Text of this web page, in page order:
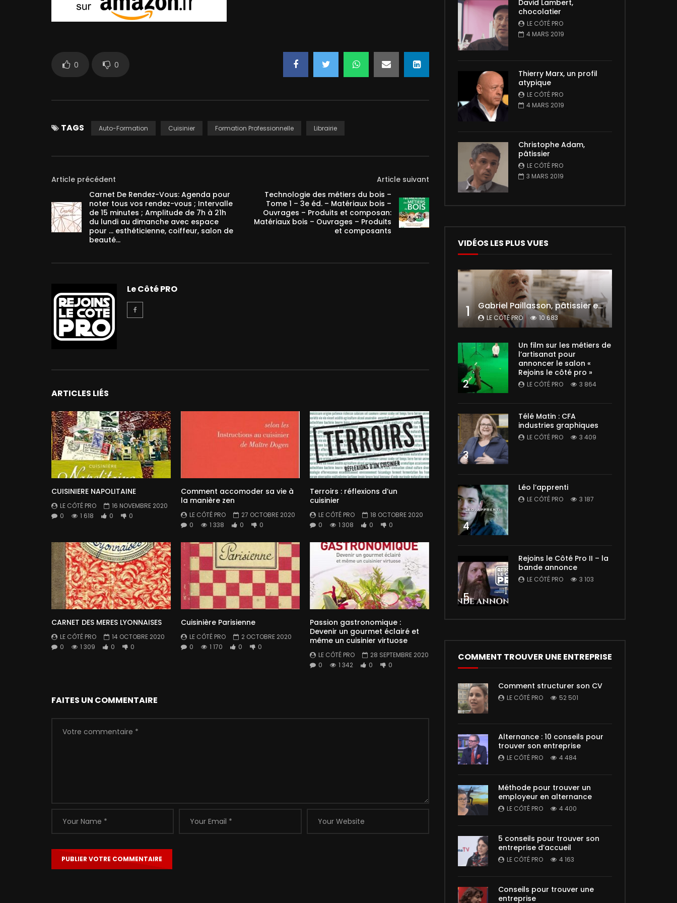
0 0
TAGS Auto-Formation Cuisinier Formation Professionnelle Librairie
Article précédent
Carnet De Rendez-Vous: Agenda pour
noter tous vos rendez-vous ; Intervalle
de 15 minutes ; Amplitude de 7h à 21h
du lundi au dimanche avec espace
pour … esthéticienne, coiffeur, salon de
beauté…
Article suivant
Technologie des métiers du bois –
Tome 1 – 3e éd. – Matériaux bois –
Ouvrages – Produits et composan:
Matériaux bois – Ouvrages – Produits
et composants
Le Côté PRO
ARTICLES LIÉS
CUISINIERE NAPOLITAINE
LE CÔTÉ PRO
16 NOVEMBRE 2020
0
1 618 0 0
Comment accomoder sa vie à
la manière zen
LE CÔTÉ PRO
27 OCTOBRE 2020
0
1 338 0 0
Terroirs : réflexions d’un
cuisinier
LE CÔTÉ PRO
18 OCTOBRE 2020
0
1 308 0 0
CARNET DES MERES LYONNAISES
LE CÔTÉ PRO
14 OCTOBRE 2020
0
1 309 0 0
Cuisinière Parisienne
LE CÔTÉ PRO
2 OCTOBRE 2020
0
1 170 0 0
Passion gastronomique :
Devenir un gourmet éclairé et
même un cuisinier virtuose
LE CÔTÉ PRO
28 SEPTEMBRE 2020
0
1 342 0 0
FAITES UN COMMENTAIRE
David Lambert,
chocolatier
LE CÔTÉ PRO
4 MARS 2019
Thierry Marx, un profil
atypique
LE CÔTÉ PRO
4 MARS 2019
Christophe Adam,
pâtissier
LE CÔTÉ PRO
3 MARS 2019
VIDÉOS LES PLUS VUES
1 Gabriel Paillasson, pâtissier et glacier
LE CÔTÉ PRO 10 683
2
Un film sur les métiers de
l’artisanat pour
annoncer le salon «
Rejoins le côté pro »
LE CÔTÉ PRO 3 864
3
Télé Matin : CFA
industries graphiques
LE CÔTÉ PRO 3 409
4
Léo l’apprenti
LE CÔTÉ PRO 3 187
5
Rejoins le Côté Pro II – la
bande annonce
LE CÔTÉ PRO 3 103
COMMENT TROUVER UNE ENTREPRISE
Comment structurer son CV
LE CÔTÉ PRO 52 501
Alternance : 10 conseils pour
trouver son entreprise
LE CÔTÉ PRO 4 484
Méthode pour trouver un
employeur en alternance
LE CÔTÉ PRO 4 400
5 conseils pour trouver son
entreprise d’accueil
LE CÔTÉ PRO 4 163
Conseils pour trouver une
entreprise